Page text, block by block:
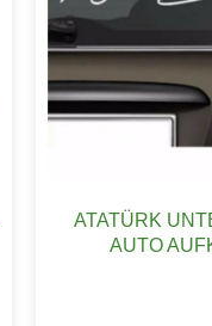
ATATÜRK
AUTO